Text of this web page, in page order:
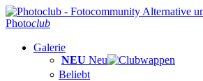
Photoclub
Galerie
NEU Neu
Beliebt